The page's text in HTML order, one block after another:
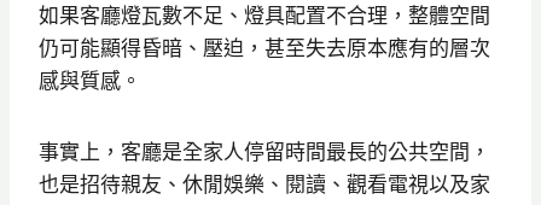
如果客廳燈瓦數不足、燈具配置不合理，整體空間
仍可能顯得昏暗、壓迫，甚至失去原本應有的層次
感與質感。
事實上，客廳是全家人停留時間最長的公共空間，
也是招待親友、休閒娛樂、閱讀、觀看電視以及家